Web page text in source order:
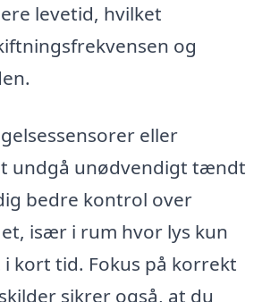
levetid, hvilket
og
eller
undgå unødvendigt tændt
bedre kontrol over
især i rum hvor lys kun
kort tid. Fokus på korrekt
sikrer også, at du